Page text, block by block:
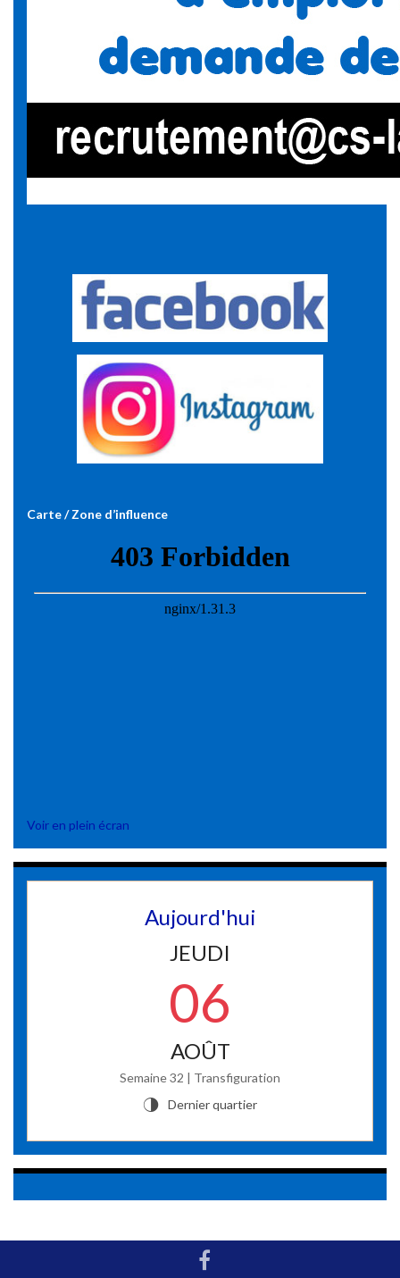
Carte / Zone d’influence
Voir en plein écran
Aujourd'hui
JEUDI
06
AOÛT
Semaine 32 | Transfiguration
T Dernier quartier